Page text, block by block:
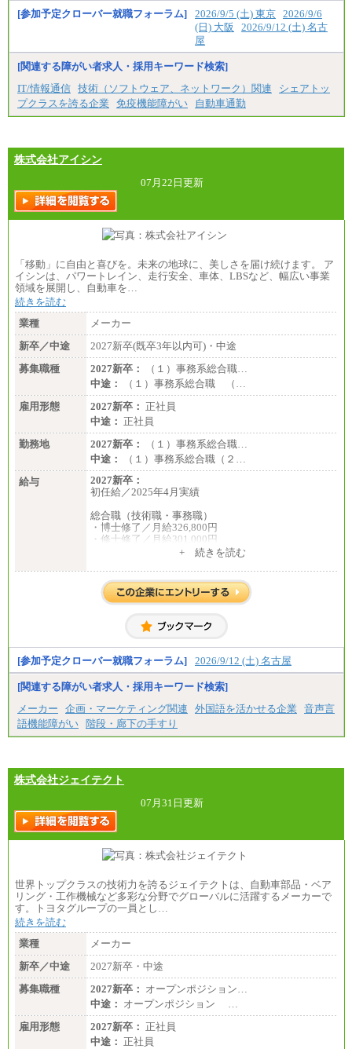
[参加予定クローバー就職フォーラム] 2026/9/5 (土) 東京 2026/9/6
(日) 大阪
2026/9/12 (土) 名古
屋
[関連する障がい者求人・採用キーワード検索]
IT/情報通信 技術（ソフトウェア、ネットワーク）関連
シェアトッ
プクラスを誇る企業
免疫機能障がい 自動車通勤
株式会社アイシン
07月22日更新
「移動」に自由と喜びを。未来の地球に、美しさを届け続けます。 ア
イシンは、パワートレイン、走行安全、車体、LBSなど、幅広い事業
領域を展開し、自動車を…
続きを読む
業種
メーカー
新卒／中途
2027新卒(既卒3年以内可)・中途
募集職種
2027新卒：
（１）事務系総合職…
中途：
（１）事務系総合職 （…
雇用形態
2027新卒： 正社員
中途： 正社員
勤務地
2027新卒：
（１）事務系総合職…
中途：
（１）事務系総合職（２…
給与
2027新卒：
初任給／2025年4月実績
総合職（技術職・事務職）
・博士修了／月給326,800円
・修士修了／月給301,000円
・大学卒／月給282,000円
・高専卒（本科）／月給256,000円
一般事務職
・高専卒（専攻科）／月給206,400円
・高専卒（本科）月給197,800円
・短大卒／月給197,800円
・専門卒（2年）／月給197,800円
※試用期間中も給与に変更はございません。
中途：
（１）（２）
月給：270,000円～
想定年収：490万円～1,100万円
・1,090万円/38歳・月給59万円 *残業代・家族手当
対象外
（３）
月給：190,000円～
想定年収：340万円～610万円
年収例：
・460万円/28歳・月給26万円
（４）
月給：201,000円～
想定年収：360万円～680万円
・520万円/32歳・月給29万円
年収例は賞与含む、残業代・家族手当含まず
※キャリアや能力等を考慮の上、当社規定により確
定します
※残業手当：別途支給
※固定給に固定残業代含まず
※試用期間中も給与に変更なし
+ 続きを読む
[参加予定クローバー就職フォーラム] 2026/9/12 (土) 名古屋
[関連する障がい者求人・採用キーワード検索]
メーカー
企画・マーケティング関連 外国語を活かせる企業
音声言
語機能障がい 階段・廊下の手すり
株式会社ジェイテクト
07月31日更新
世界トップクラスの技術力を誇るジェイテクトは、自動車部品・ベア
リング・工作機械など多彩な分野でグローバルに活躍するメーカーで
す。トヨタグループの一員とし…
続きを読む
業種
メーカー
新卒／中途
2027新卒・中途
募集職種
2027新卒： オープンポジション…
中途： オープンポジション …
雇用形態
2027新卒： 正社員
中途： 正社員